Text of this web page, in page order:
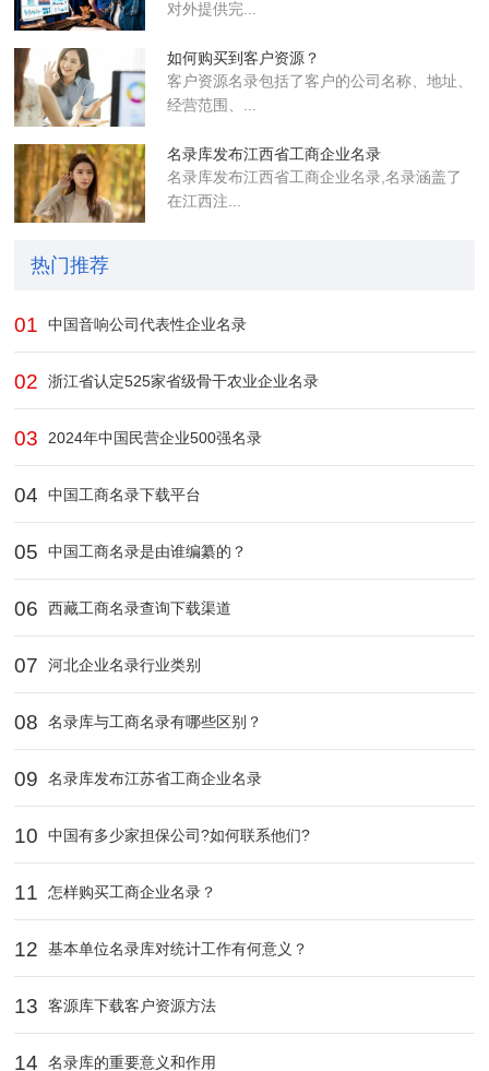
对外提供完...
如何购买到客户资源？
客户资源名录包括了客户的公司名称、地址、
经营范围、...
名录库发布江西省工商企业名录
名录库​发布江西省工商企业名录,名录涵盖了
在江西注...
热门推荐
01 中国音响公司代表性企业名录
02 浙江省认定525家省级骨干农业企业​名录
03 2024年中国民营企业500强名录
04 中国工商名录下载平台
05 中国工商名录是由谁编纂的？
06 西藏工商名录查询下载渠道‌
07 河北企业名录行业类别
08 名录库与工商名录有哪些区别？
09 名录库发布江苏省工商企业名录
10 中国有多少家担保公司?如何联系他们?
11 怎样购买工商企业名录？
12 基本单位名录库对统计工作有何意义？
13 客源库下载客户资源方法
14 名录库的重要意义和作用